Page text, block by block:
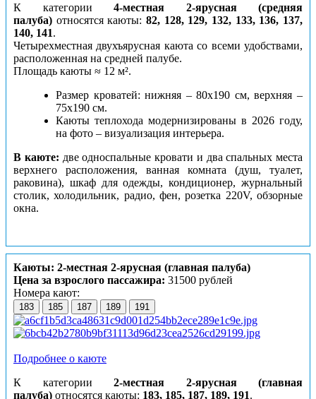
К категории 4-местная 2-ярусная (средняя
палуба) относятся каюты: 82, 128, 129, 132, 133, 136, 137,
140, 141.
Четырехместная двухъярусная каюта со всеми удобствами,
расположенная на средней палубе.
Площадь каюты ≈ 12 м².
Размер кроватей: нижняя – 80х190 см, верхняя –
75х190 см.
Каюты теплохода модернизированы в 2026 году,
на фото – визуализация интерьера.
В каюте: две односпальные кровати и два спальных места
верхнего расположения, ванная комната (душ, туалет,
раковина), шкаф для одежды, кондиционер, журнальный
столик, холодильник, радио, фен, розетка 220V, обзорные
окна.
Каюты: 2-местная 2-ярусная (главная палуба)
Цена за взрослого пассажира: 31500 рублей
Номера кают:
183 185 187 189 191
Подробнее о каюте
К категории 2-местная 2-ярусная (главная
палуба) относятся каюты: 183, 185, 187, 189, 191.